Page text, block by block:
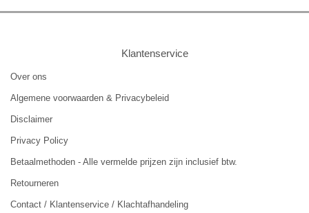
Klantenservice
Over ons
Algemene voorwaarden & Privacybeleid
Disclaimer
Privacy Policy
Betaalmethoden - Alle vermelde prijzen zijn inclusief btw.
Retourneren
Contact / Klantenservice / Klachtafhandeling